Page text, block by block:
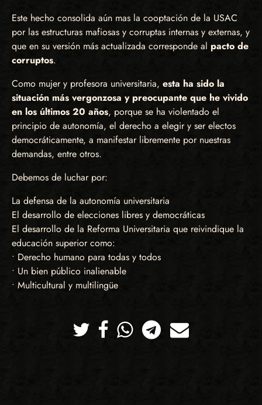
Este hecho consolida aún mas la cooptación de la USAC
por las estructuras mafiosas y corruptas internas y externas, y
que en su versión más actualizada corresponde al pacto de
corruptos.
Como mujer y profesora universitaria, esta ha sido la
situación más vergonzosa y preocupante que he vivido
en los últimos 20 años, porque se ha violentado el
principio de autonomía, el derecho a elegir y ser electos
democráticamente, a manifestar libremente por nuestras
demandas, entre otros.
Debemos de luchar por:
La defensa de la autonomía universitaria
El desarrollo de elecciones libres y democráticas
El desarrollo de la Reforma Universitaria que reivindique la
educación superior como:
• Derecho humano para todas y todos
• Un bien público inalienable
• Multicultural y multilingüe
TwitterFacebookWhatsappTelegramCorreo